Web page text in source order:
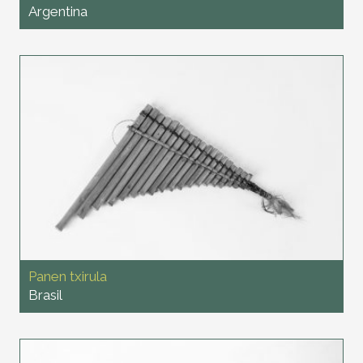
Argentina
Panen txirula
Brasil